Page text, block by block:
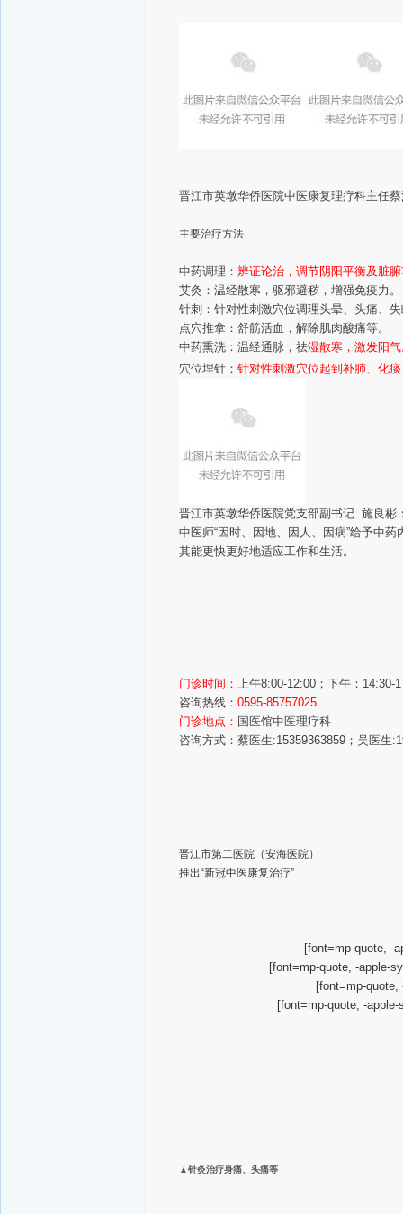
晋江市英墩华侨医院中医康复理疗科主任
主要治疗方法
中药调理： 辨证论治，调节阴阳平衡及脏
艾灸：温经散寒，驱邪避秽，增强免疫力。
针刺：针对性刺激穴位调理头晕、头痛、
点穴推拿：舒筋活血，解除肌肉酸痛等。
中药熏洗：温经通脉，祛湿散寒，激发阳
穴位埋针： 针对性刺激穴位起到补肺、化
晋江市英墩华侨医院党支部副书记 施良彬
中医师“因时、因地、因人、因病”给予中
其能更快更好地适应工作和生活。
门诊时间： 上午8:00-12:00；下午：14:30-
咨询热线： 0595-85757025
门诊地点： 国医馆中医理疗科
咨询方式： 蔡医生:15359363859； 吴医生:
晋江市第二医院（安海医院）
推出“新冠中医康复治疗”
[font=mp-quote, -
[font=mp-quote, -apple-
[font=mp-
[font=mp-quote, -
▲针灸治疗身痛、头痛等